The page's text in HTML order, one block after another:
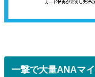
一撃で大量ANAマ